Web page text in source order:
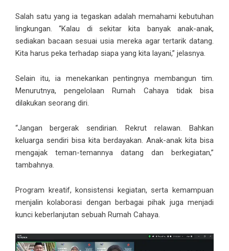
Salah satu yang ia tegaskan adalah memahami kebutuhan
lingkungan. “Kalau di sekitar kita banyak anak-anak,
sediakan bacaan sesuai usia mereka agar tertarik datang.
Kita harus peka terhadap siapa yang kita layani,” jelasnya.
Selain itu, ia menekankan pentingnya membangun tim.
Menurutnya, pengelolaan Rumah Cahaya tidak bisa
dilakukan seorang diri.
“Jangan bergerak sendirian. Rekrut relawan. Bahkan
keluarga sendiri bisa kita berdayakan. Anak-anak kita bisa
mengajak teman-temannya datang dan berkegiatan,”
tambahnya.
Program kreatif, konsistensi kegiatan, serta kemampuan
menjalin kolaborasi dengan berbagai pihak juga menjadi
kunci keberlanjutan sebuah Rumah Cahaya.